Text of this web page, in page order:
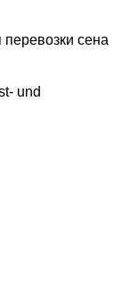
перевозки сена
und